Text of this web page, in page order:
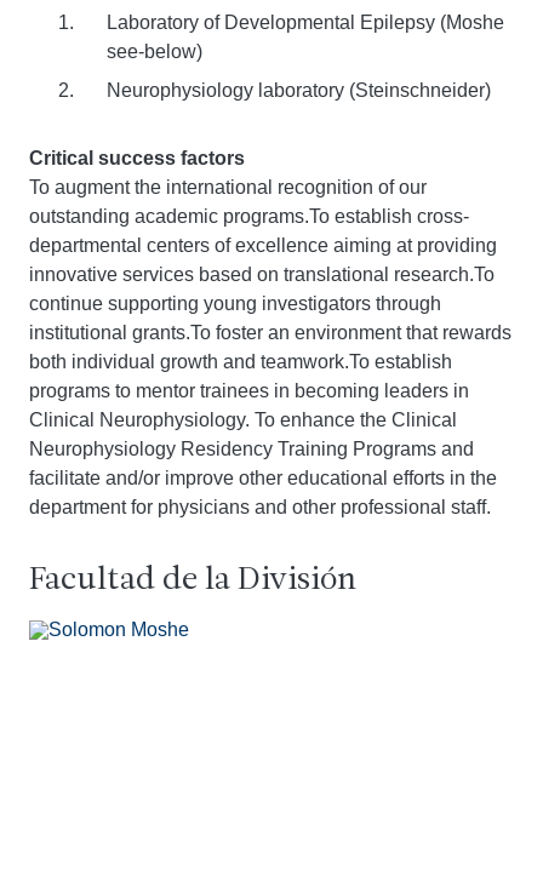
Laboratory of Developmental Epilepsy (Moshe
see-below)
Neurophysiology laboratory (Steinschneider)
Critical success factors
To augment the international recognition of our
outstanding academic programs.To establish cross-
departmental centers of excellence aiming at providing
innovative services based on translational research.To
continue supporting young investigators through
institutional grants.To foster an environment that rewards
both individual growth and teamwork.To establish
programs to mentor trainees in becoming leaders in
Clinical Neurophysiology. To enhance the Clinical
Neurophysiology Residency Training Programs and
facilitate and/or improve other educational efforts in the
department for physicians and other professional staff.
Facultad de la División